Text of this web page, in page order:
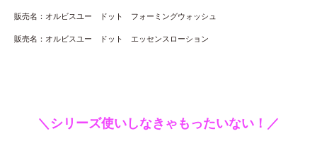
販売名：オルビスユー ドット フォーミングウォッシュ
販売名：オルビスユー ドット エッセンスローション
＼シリーズ使いしなきゃもったいない！／